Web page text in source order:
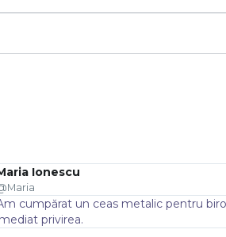
– îl admir în fiecare zi. Este